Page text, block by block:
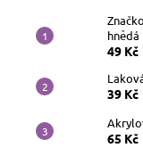
hnědá
49 Kč
39 Kč
65 Kč